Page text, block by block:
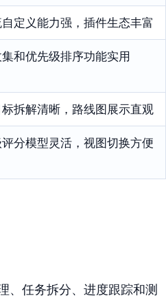
定义能力强，插件生态丰富
和优先级排序功能实用
拆解清晰，路线图展示直观
分模型灵活，视图切换方便
、任务拆分、进度跟踪和测